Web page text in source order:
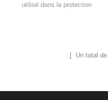
utilisé dans la protection
l'hydrogénation catalytique, la
[ Un total de